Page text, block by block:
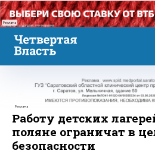
Реклама
Реклама
Работу детских
поляне ограничат в
безопасности